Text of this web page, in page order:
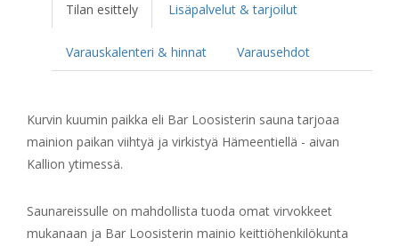
Tilan esittely Lisäpalvelut & tarjoilut
Varauskalenteri & hinnat Varausehdot
Kurvin kuumin paikka eli Bar Loosisterin sauna tarjoaa
mainion paikan viihtyä ja virkistyä Hämeentiellä - aivan
Kallion ytimessä.
Saunareissulle on mahdollista tuoda omat virvokkeet
mukanaan ja Bar Loosisterin mainio keittiöhenkilökunta